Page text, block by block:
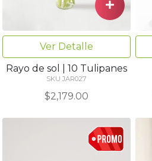
Ver Detalle
Rayo de sol | 10 Tulipanes
SKU JAR027
$2,179.00